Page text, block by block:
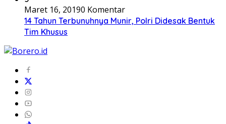
Maret 16, 20190 Komentar
14 Tahun Terbunuhnya Munir, Polri Didesak Bentuk
Tim Khusus